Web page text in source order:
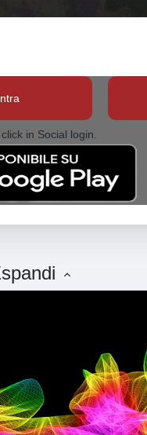
in Social login.